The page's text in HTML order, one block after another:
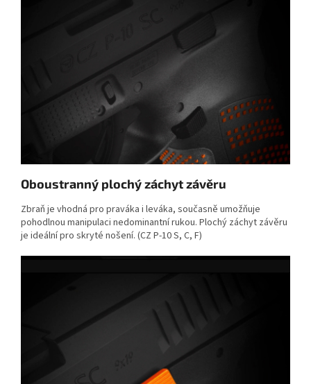
Oboustranný plochý záchyt závěru
Zbraň je vhodná pro praváka i leváka, současně umožňuje
pohodlnou manipulaci nedominantní rukou. Plochý záchyt závěru
je ideální pro skryté nošení. (CZ P-10 S, C, F)